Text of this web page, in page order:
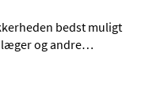
bedst muligt
og andre…